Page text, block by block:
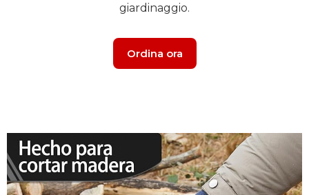
giardinaggio.
Ordina ora